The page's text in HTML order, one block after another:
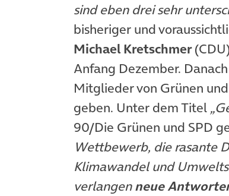
sind eben drei sehr
bisheriger und
Michael Kretschmer
Anfang Dezember.
Mitglieder von Grünen
geben. Unter dem Titel
90/Die Grünen und SPD
Wettbewerb, die rasante
Klimawandel und
verlangenneue